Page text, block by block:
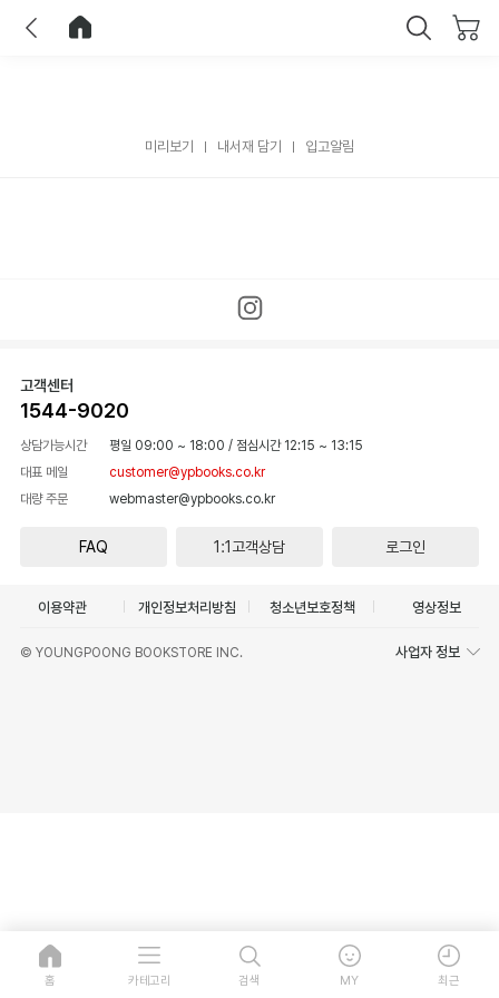
미리보기 내서재 담기 입고알림
고객센터
1544-9020
상담가능시간 평일 09:00 ~ 18:00 / 점심시간 12:15 ~ 13:15
대표 메일
customer@ypbooks.co.kr
대량 주문
webmaster@ypbooks.co.kr
FAQ 1:1고객상담 로그인
이용약관 개인정보처리방침 청소년보호정책 영상정보
© YOUNGPOONG BOOKSTORE INC. 사업자 정보
홈 카테고리 검색 MY 최근